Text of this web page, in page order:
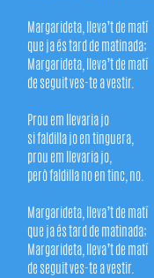
Margarideta, lleva’t de matí
que ja és tard de matinada;
Margarideta, lleva’t de matí
de seguit ves-te a vestir.
Prou em llevaria jo
si faldilla jo en tinguera,
prou em llevaria jo,
però faldilla no en tinc, no.
Margarideta, lleva’t de matí
que ja és tard de matinada;
Margarideta, lleva’t de matí
de seguit ves-te a vestir.